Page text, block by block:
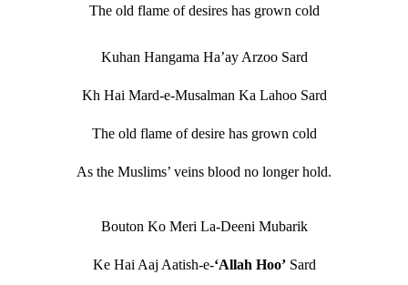
The old flame of desires has grown cold
Kuhan Hangama Ha’ay Arzoo Sard
Kh Hai Mard-e-Musalman Ka Lahoo Sard
The old flame of desire has grown cold
As the Muslims’ veins blood no longer hold.
Bouton Ko Meri La-Deeni Mubarik
Ke Hai Aaj Aatish-e-‘Allah Hoo’Sard